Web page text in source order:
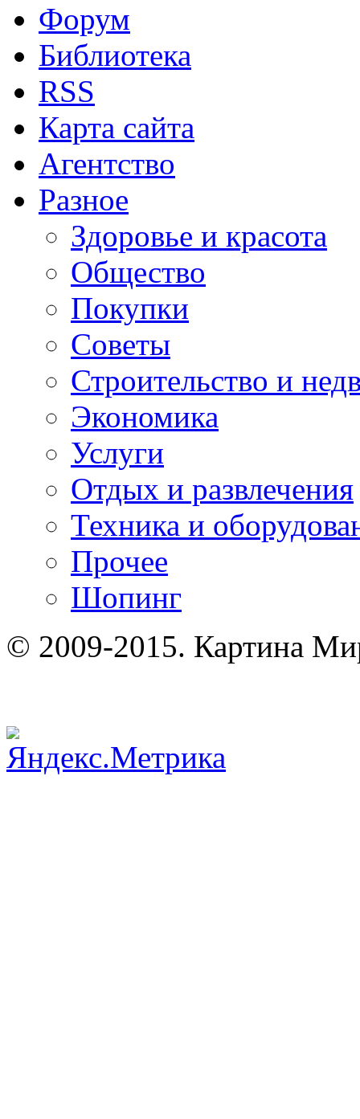
Форум
Библиотека
RSS
Карта сайта
Агентство
Разное
Здоровье и красота
Общество
Покупки
Советы
Строительство и
Экономика
Услуги
Отдых и развлечения
Техника и
Прочее
Шопинг
© 2009-2015. Картина